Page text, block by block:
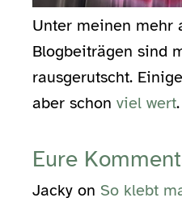
Unter meinen mehr
Blogbeiträgen sind
rausgerutscht.
aber schon viel wert.
Eure
Jacky on So klebt